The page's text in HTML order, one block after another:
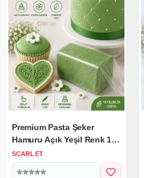
Premium Pasta Şeker
Hamuru Açık Yeşil Renk 1
Kg.
SCARLET